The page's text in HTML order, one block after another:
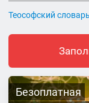
Теософский
Безоплатная